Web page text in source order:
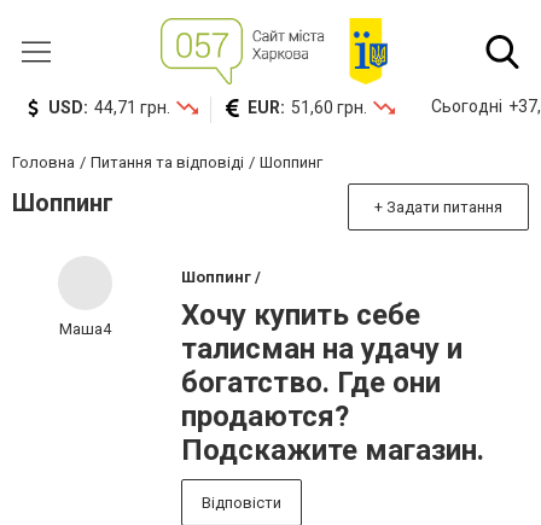
USD: 44,71 грн. EUR: 51,60 грн. Сьогодні
Головна Питання та відповіді Шоппинг
Шоппинг + Задати питання
Маша4
Шоппинг /
Хочу купить себе
талисман на удачу и
богатство. Где они
продаются?
Подскажите магазин.
Відповісти